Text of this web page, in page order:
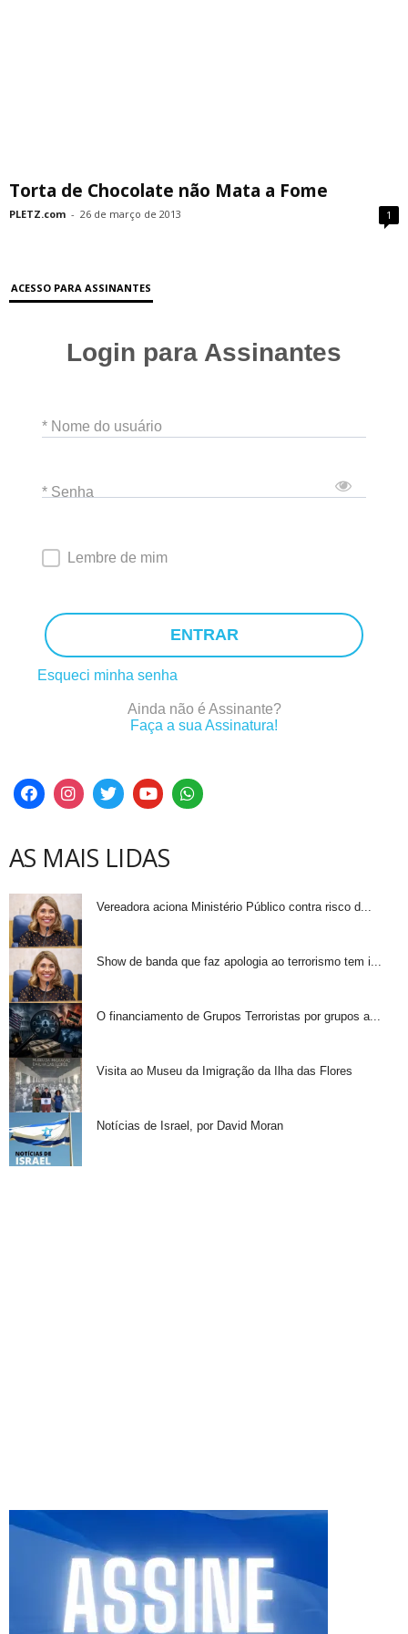
Torta de Chocolate não Mata a Fome
PLETZ.com - 26 de março de 2013 1
ACESSO PARA ASSINANTES
Login para Assinantes
* Nome do usuário
* Senha
Lembre de mim
ENTRAR
Esqueci minha senha
Ainda não é Assinante?
Faça a sua Assinatura!
AS MAIS LIDAS
Vereadora aciona Ministério Público contra risco d...
Show de banda que faz apologia ao terrorismo tem i...
O financiamento de Grupos Terroristas por grupos a...
Visita ao Museu da Imigração da Ilha das Flores
Notícias de Israel, por David Moran